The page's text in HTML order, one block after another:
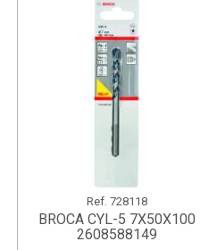
Ref. 728118
BROCA CYL-5 7X50X100
2608588149